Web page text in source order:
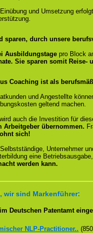
und Umsetzung
sparen, durch unsere
Ausbildungstage pro Block
Sie sparen somit Reise-
Coaching ist als
und Angestellte
geltend machen.
auch die Investition für
Arbeitgeber übernommen.
sich!
Unternehmer
eine
werden kann.
wir sind Markenführer:
Deutschen Patentamt
NLP-Practitioner..